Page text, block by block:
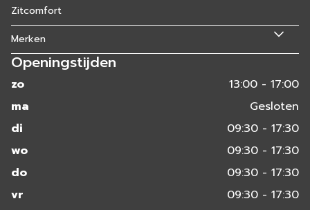
Zitcomfort
Merken
Openingstijden
zo
13:00 - 17:00
ma
Gesloten
di
09:30 - 17:30
wo
09:30 - 17:30
do
09:30 - 17:30
vr
09:30 - 17:30